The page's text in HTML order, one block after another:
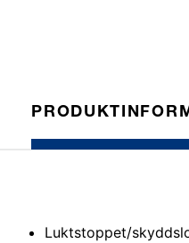
Luktstoppet/